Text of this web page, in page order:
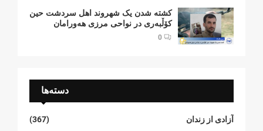
کشتە شدن یک شهروند اهل سردشت حین
کۆڵبەری در نواحی مرزی هەورامان
0
دسته‌ها
آزادی از زندان
(367)